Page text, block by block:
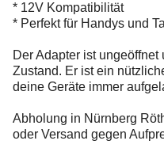
* 12V Kompatibilität
* Perfekt für Handys und
Der Adapter ist
Zustand. Er ist ein
deine Geräte immer
Abholung in Nürnberg
oder Versand gegen